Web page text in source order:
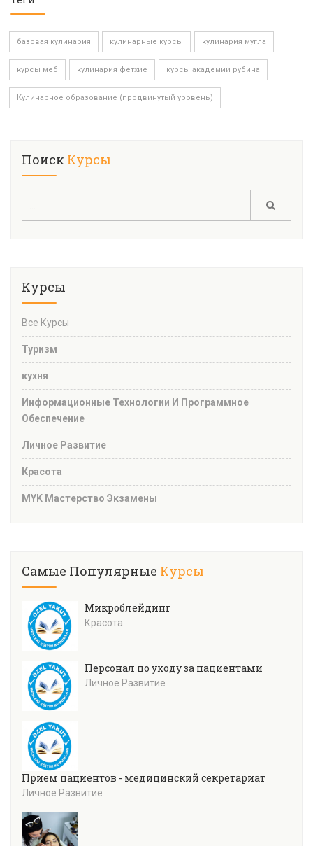
базовая кулинария кулинарные курсы кулинария мугла
курсы меб кулинария фетхие курсы академии рубина
Кулинарное образование (продвинутый уровень)
Поиск Курсы
Курсы
Все Курсы
Туризм
кухня
Информационные Технологии И Программное
Обеспечение
Личное Развитие
Красота
MYK Мастерство Экзамены
Самые Популярные Курсы
Микроблейдинг
Красота
Персонал по уходу за пациентами
Личное Развитие
Прием пациентов - медицинский секретариат
Личное Развитие